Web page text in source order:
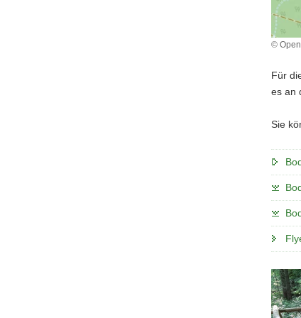
©
Für
es an
Sie
Station
des